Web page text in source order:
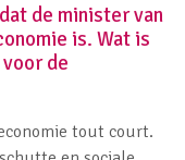
de minister van
is. Wat is
de
tout court.